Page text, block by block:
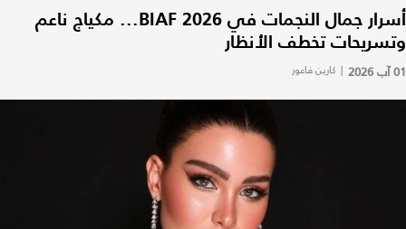
أسرار جمال النجمات في BIAF 2026... مكياج ناعم
وتسريحات تخطف الأنظار
01 آب 2026 | كارين فاعور